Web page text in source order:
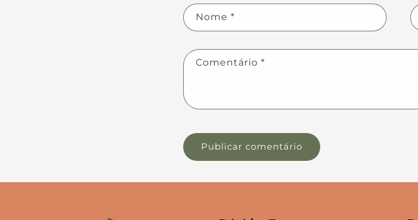
Nome *
Comentário *